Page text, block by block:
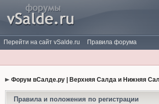
Перейти на сайт vSalde.ru Правила форума
Форум вСалде.ру | Верхняя Салда и Нижняя
Правила и положения по регистрации